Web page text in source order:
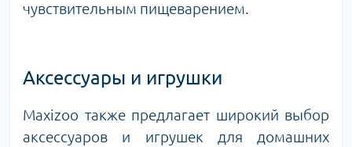
чувствительным пищеварением.
Аксессуары и игрушки
Maxizoo также предлагает широкий выбор
аксессуаров и игрушек для домашних